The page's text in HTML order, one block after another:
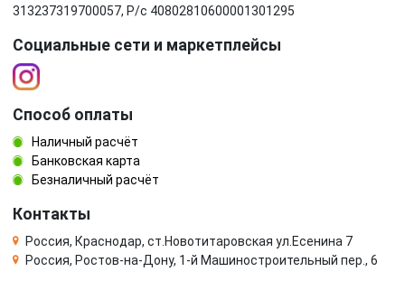
313237319700057, Р/c 40802810600001301295
Социальные сети и маркетплейсы
Способ оплаты
Наличный расчёт
Банковская карта
Безналичный расчёт
Контакты
Россия, Краснодар, ст.Новотитаровская ул.Есенина 7
Россия, Ростов-на-Дону, 1-й Машиностроительный пер., 6